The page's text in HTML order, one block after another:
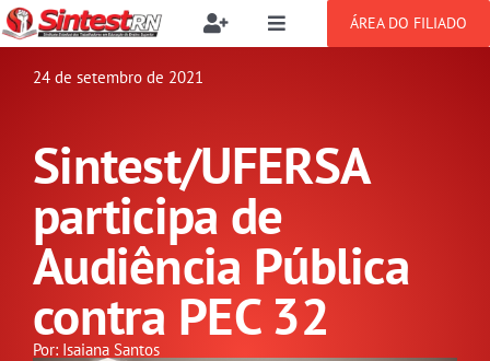
Ir
para
Toggle
Buscar
resultados
Filie-se
Benefícios
Setor jurídico
Toggle
SOBRE
NOTÍCIAS
PUBLICAÇÕES
CONGRESSOS
ÁREA DO FILIADO
24 de setembro de 2021
Sintest/UFERSA
participa de
Audiência Pública
contra PEC 32
Por: Isaiana Santos